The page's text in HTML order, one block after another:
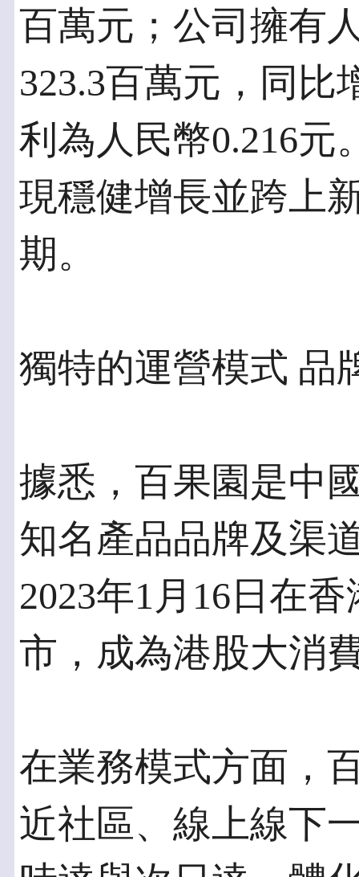
百萬元；公司擁有
323.3百萬元，同比
利為人民幣0.216元
現穩健增長並跨上
期。
獨特的運營模式 品
據悉，百果園是中
知名產品品牌及渠
2023年1月16日在
市，成為港股大消
在業務模式方面，
近社區、線上線下